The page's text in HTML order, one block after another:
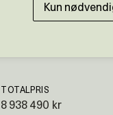
TOTALPRIS
8 938 490 kr
Kun